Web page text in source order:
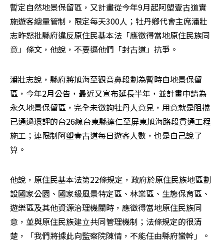
暫定自然地景保留區，又計畫從今年9月起阿塱壹古道實
施遊客總量管制，限定每天300人；牡丹鄉代會主席潘壯
志昨怒批縣府違反原住民基本法「應徵得當地原住民族同
意」條文，他說，不要逼他們「封古道」抗爭。
潘壯志說，縣府將旭海至觀音鼻段劃為暫時自地景保留
區，今年2月公告，最近又宣布延長半年，並計畫申請為
永久地景保留區，完全未徵詢牡丹人意見，用意就是阻擋
已通過環評的台26線台東縣達仁至屏東旭海路段貫通工程
施工；連限制阿塱壹古道每日遊客人數，也是自己說了
算。
他說，原住民基本法第22條規定，政府於原住民族地區劃
設國家公園、國家級風景特定區、林業區、生態保育區、
遊樂區及其他資源治理機關時，應徵得當地原住民族同
意，並與原住民族建立共同管理機制；法條規定的很清
楚，「我們將據此向監察院陳情，不能任由縣府蠻幹」。